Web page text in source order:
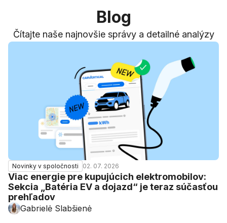
Blog
Čítajte naše najnovšie správy a detailné analýzy
Novinky v spoločnosti 02. 07. 2026
Viac energie pre kupujúcich elektromobilov:
Sekcia „Batéria EV a dojazd“ je teraz súčasťou
prehľadov
Gabrielė Slabšienė